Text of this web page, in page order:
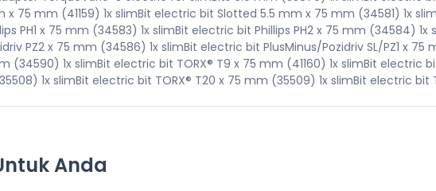
75 mm (41159) 1x slimBit electric bit Slotted 5.5 mm x 75 mm (34581) 1x
PH1 x 75 mm (34583) 1x slimBit electric bit Phillips PH2 x 75 mm (34584) 1x
PZ2 x 75 mm (34586) 1x slimBit electric bit PlusMinus/Pozidriv SL/PZ1 x
(34590) 1x slimBit electric bit TORX® T9 x 75 mm (41160) 1x slimBit electric
1x slimBit electric bit TORX® T20 x 75 mm (35509) 1x slimBit electric bit
Anda